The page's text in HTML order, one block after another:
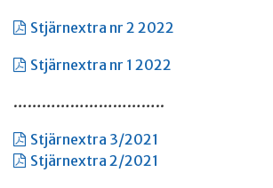
Stjärnextra nr 2 2022
Stjärnextra nr 1 2022
…………………………..
Stjärnextra 3/2021
Stjärnextra 2/2021